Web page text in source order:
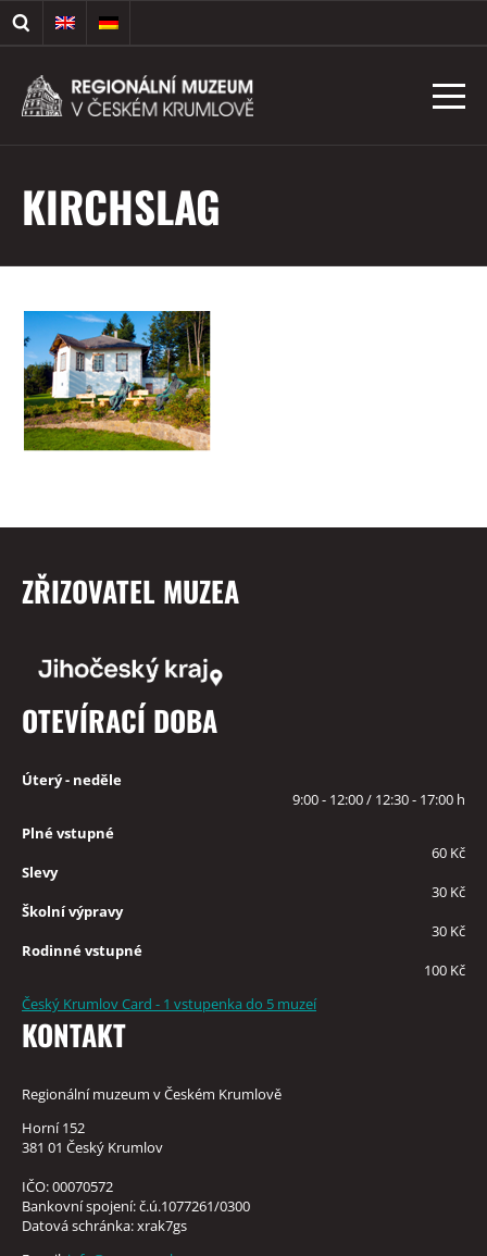
KIRCHSLAG
ZŘIZOVATEL MUZEA
OTEVÍRACÍ DOBA
Úterý - neděle
9:00 - 12:00 / 12:30 - 17:00 h
Plné vstupné
60 Kč
Slevy
30 Kč
Školní výpravy
30 Kč
Rodinné vstupné
100 Kč
Český Krumlov Card - 1 vstupenka do 5 muzeí
KONTAKT
Regionální muzeum v Českém Krumlově
Horní 152
381 01 Český Krumlov
IČO: 00070572
Bankovní spojení: č.ú.1077261/0300
Datová schránka: xrak7gs